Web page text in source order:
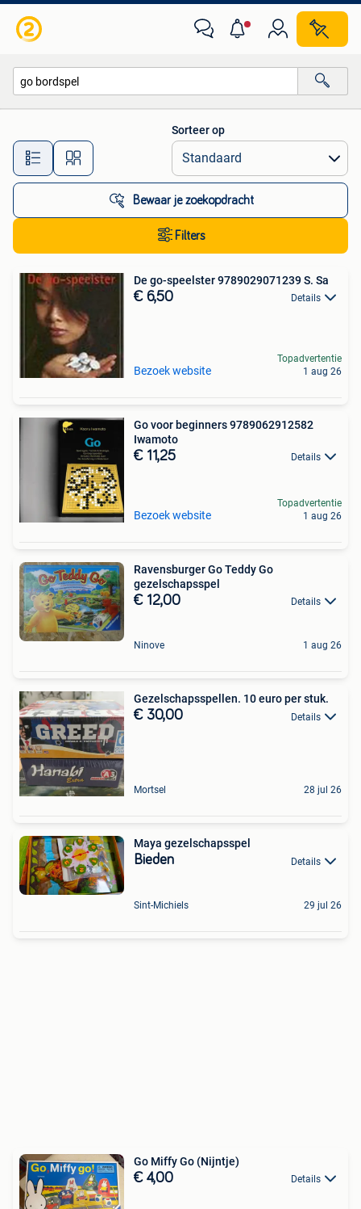
Alle afstanden…
Sorteer op
Bewaar je zoekopdracht
Filters
De go-speelster 9789029071239 S. Sa
€ 6,50 Details
Bezoek website
Topadvertentie
1 aug 26
Go voor beginners 9789062912582
Iwamoto
€ 11,25 Details
Bezoek website
Topadvertentie
1 aug 26
Ravensburger Go Teddy Go
gezelschapsspel
€ 12,00 Details
Ninove 1 aug 26
Gezelschapsspellen. 10 euro per stuk.
€ 30,00 Details
Mortsel 28 jul 26
Maya gezelschapsspel
Bieden Details
Sint-Michiels 29 jul 26
Go Miffy Go (Nijntje)
€ 4,00 Details